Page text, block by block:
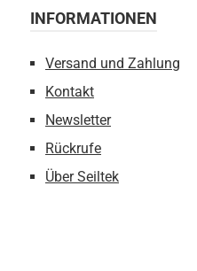
INFORMATIONEN
Versand und Zahlung
Kontakt
Newsletter
Rückrufe
Über Seiltek